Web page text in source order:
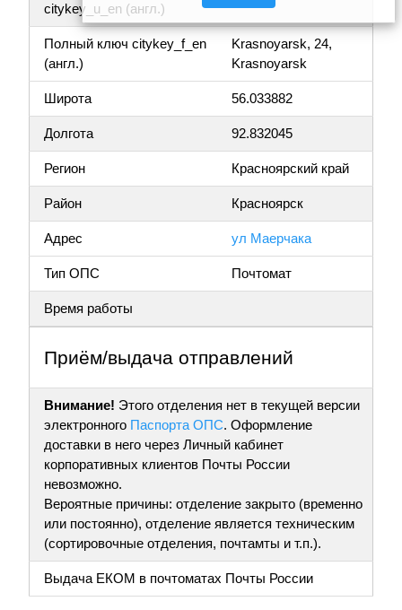
citykey_u_en (англ.)
Полный ключ citykey_f_en
(англ.)
Krasnoyarsk, 24,
Krasnoyarsk
Широта 56.033882
Долгота 92.832045
Регион Красноярский край
Район Красноярск
Адрес ул Маерчака
Тип ОПС Почтомат
Время работы
Приём/выдача отправлений
Внимание! Этого отделения нет в текущей версии
электронного Паспорта ОПС. Оформление
доставки в него через Личный кабинет
корпоративных клиентов Почты России
невозможно.
Вероятные причины: отделение закрыто (временно
или постоянно), отделение является техническим
(сортировочные отделения, почтамты и т.п.).
Выдача ЕКОМ в почтоматах Почты России